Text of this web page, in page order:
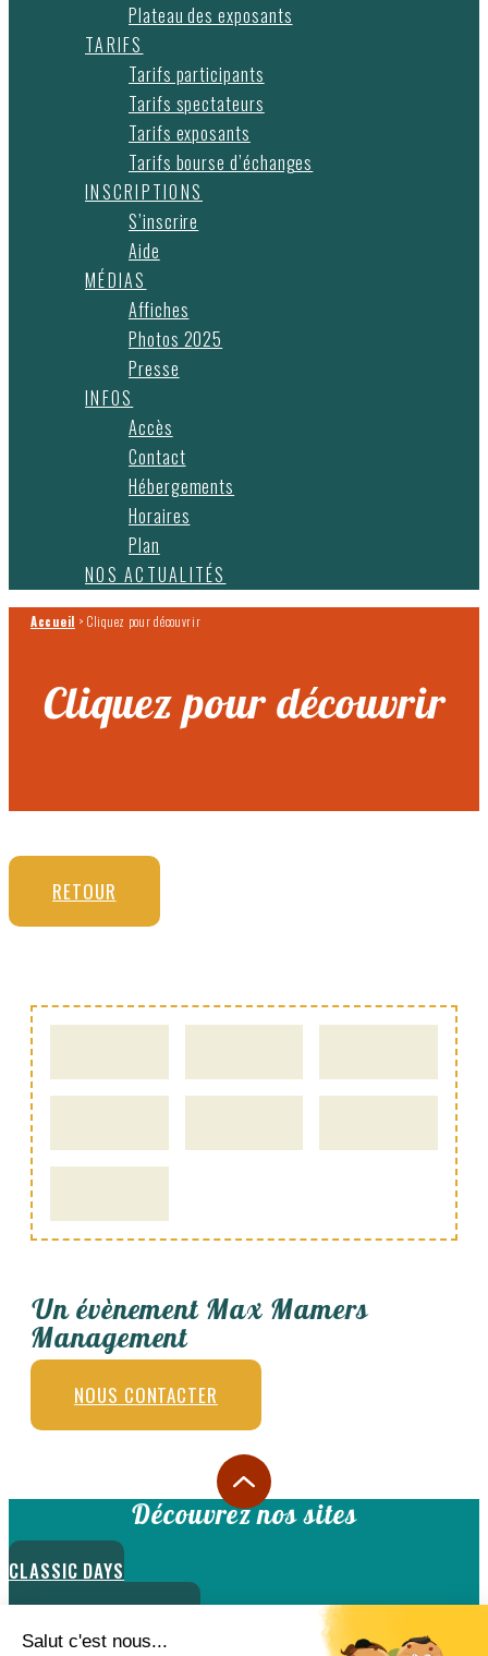
Plateau des exposants
TARIFS
Tarifs participants
Tarifs spectateurs
Tarifs exposants
Tarifs bourse d’échanges
INSCRIPTIONS
S’inscrire
Aide
MÉDIAS
Affiches
Photos 2025
Presse
INFOS
Accès
Contact
Hébergements
Horaires
Plan
NOS ACTUALITÉS
Accueil >Cliquez pour découvrir
Cliquez pour découvrir
RETOUR
Un évènement Max Mamers
Management
NOUS CONTACTER
Découvrez nos sites
CLASSIC DAYS
CLASSIC DAYS LE MANS